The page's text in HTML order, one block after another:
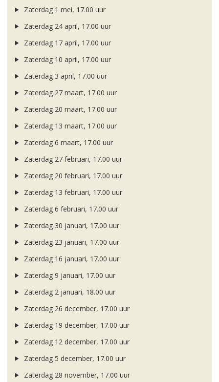
Zaterdag 1 mei, 17.00 uur
Zaterdag 24 april, 17.00 uur
Zaterdag 17 april, 17.00 uur
Zaterdag 10 april, 17.00 uur
Zaterdag 3 april, 17.00 uur
Zaterdag 27 maart, 17.00 uur
Zaterdag 20 maart, 17.00 uur
Zaterdag 13 maart, 17.00 uur
Zaterdag 6 maart, 17.00 uur
Zaterdag 27 februari, 17.00 uur
Zaterdag 20 februari, 17.00 uur
Zaterdag 13 februari, 17.00 uur
Zaterdag 6 februari, 17.00 uur
Zaterdag 30 januari, 17.00 uur
Zaterdag 23 januari, 17.00 uur
Zaterdag 16 januari, 17.00 uur
Zaterdag 9 januari, 17.00 uur
Zaterdag 2 januari, 18.00 uur
Zaterdag 26 december, 17.00 uur
Zaterdag 19 december, 17.00 uur
Zaterdag 12 december, 17.00 uur
Zaterdag 5 december, 17.00 uur
Zaterdag 28 november, 17.00 uur